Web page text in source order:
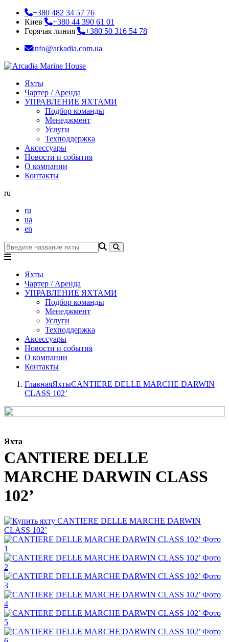
+380 482 34 57 76
Киев
+380 44 390 61 01
Горячая линия
+380 50 316 54 78
info@arkadia.com.ua
Яхты
Чартер / Аренда
УПРАВЛЕНИЕ ЯХТАМИ
Подбор команды
Менеджмент
Услуги
Техподдержка
Аксессуары
Новости и события
О компании
Контакты
ru
ru
ua
en
Яхты
Чартер / Аренда
УПРАВЛЕНИЕ ЯХТАМИ
Подбор команды
Менеджмент
Услуги
Техподдержка
Аксессуары
Новости и события
О компании
Контакты
ГлавнаяЯхтыCANTIERE DELLE MARCHE DARWIN
CLASS 102’
Яхта
CANTIERE DELLE
MARCHE DARWIN CLASS
102’